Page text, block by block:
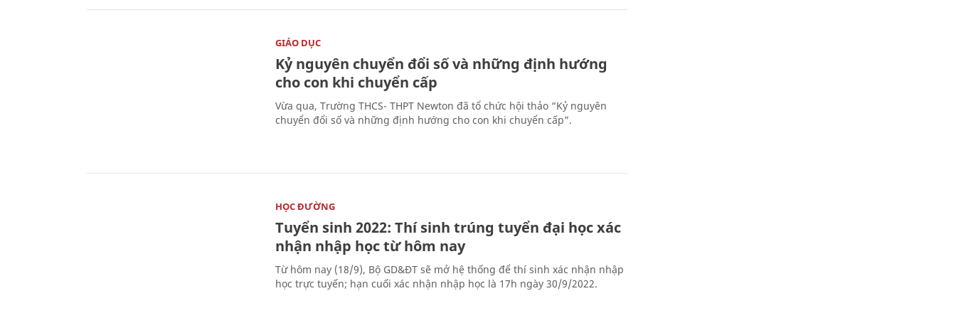
GIÁO DỤC
Kỷ nguyên chuyển đổi số và những định hướng
cho con khi chuyển cấp
Vừa qua, Trường THCS- THPT Newton đã tổ chức hội thảo “Kỷ nguyên
chuyển đổi số và những định hướng cho con khi chuyển cấp”.
HỌC ĐƯỜNG
Tuyển sinh 2022: Thí sinh trúng tuyển đại học xác
nhận nhập học từ hôm nay
Từ hôm nay (18/9), Bộ GD&ĐT sẽ mở hệ thống để thí sinh xác nhận nhập
học trực tuyến; hạn cuối xác nhận nhập học là 17h ngày 30/9/2022.